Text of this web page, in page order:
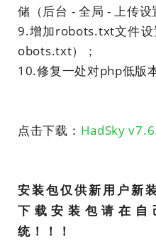
储（后台 - 全局 - 上传设
9.增加robots.txt文件设
obots.txt）；
10.修复一处对php低版
点击下载： HadSky
安装包仅供新用户新
下载安装包请在自
统！！！